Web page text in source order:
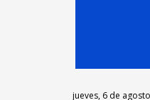
jueves, 6 de